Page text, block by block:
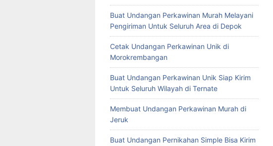
Buat Undangan Perkawinan Murah Melayani
Pengiriman Untuk Seluruh Area di Depok
Cetak Undangan Perkawinan Unik di
Morokrembangan
Buat Undangan Perkawinan Unik Siap Kirim
Untuk Seluruh Wilayah di Ternate
Membuat Undangan Perkawinan Murah di
Jeruk
Buat Undangan Pernikahan Simple Bisa Kirim